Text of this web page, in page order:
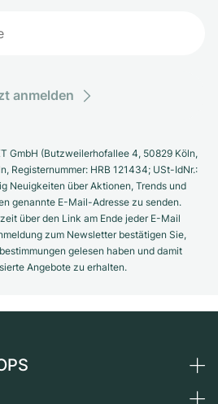
anmelden
GmbH (Butzweilerhofallee 4, 50829 Köln,
Registernummer: HRB 121434; USt-IdNr.:
Neuigkeiten über Aktionen, Trends und
genannte E-Mail-Adresse zu senden.
über den Link am Ende jeder E-Mail
zum Newsletter bestätigen Sie,
gelesen haben und damit
Angebote zu erhalten.